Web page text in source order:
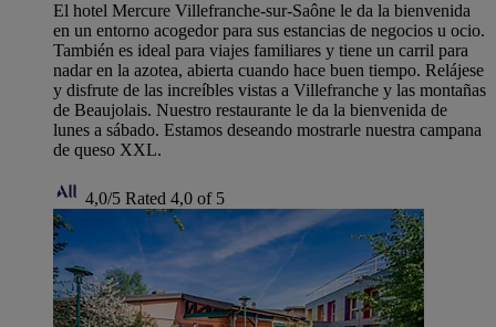
El hotel Mercure Villefranche-sur-Saône le da la bienvenida
en un entorno acogedor para sus estancias de negocios u ocio.
También es ideal para viajes familiares y tiene un carril para
nadar en la azotea, abierta cuando hace buen tiempo. Relájese
y disfrute de las increíbles vistas a Villefranche y las montañas
de Beaujolais. Nuestro restaurante le da la bienvenida de
lunes a sábado. Estamos deseando mostrarle nuestra campana
de queso XXL.
4,0/5 Rated 4,0 of 5